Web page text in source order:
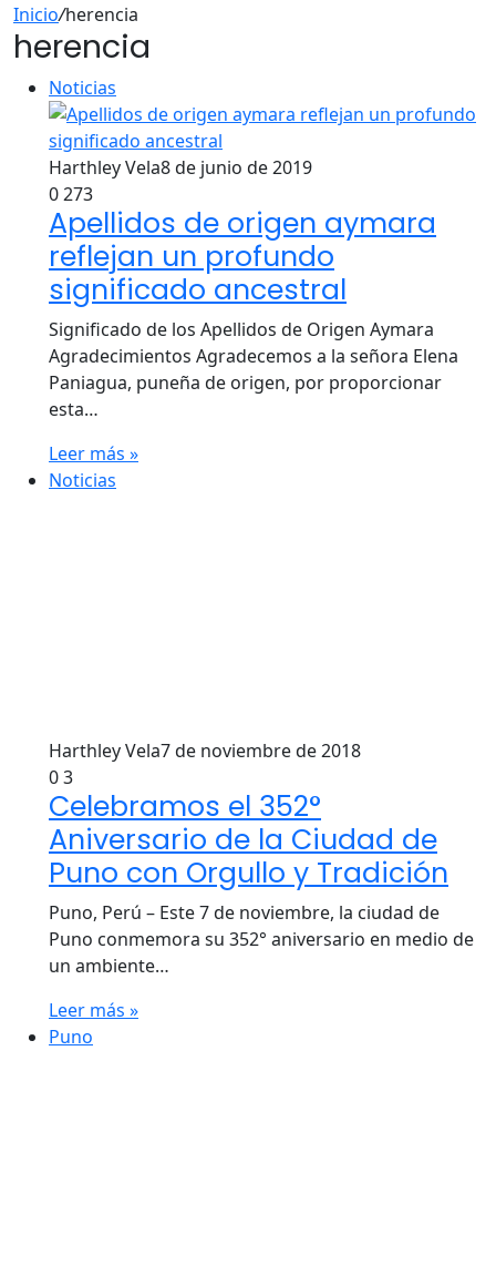
Inicio/herencia
herencia
Noticias
Harthley Vela8 de junio de 2019
0273
Apellidos de origen aymara
reflejan un profundo
significado ancestral
Significado de los Apellidos de Origen Aymara
Agradecimientos Agradecemos a la señora Elena
Paniagua, puneña de origen, por proporcionar
esta…
Leer más »
Noticias
Harthley Vela7 de noviembre de 2018
03
Celebramos el 352°
Aniversario de la Ciudad de
Puno con Orgullo y Tradición
Puno, Perú – Este 7 de noviembre, la ciudad de
Puno conmemora su 352° aniversario en medio de
un ambiente…
Leer más »
Puno